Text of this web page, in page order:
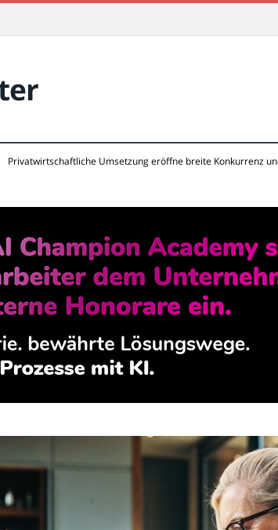
Privatwirtschaftliche Umsetzung eröffne breite Konkurrenz